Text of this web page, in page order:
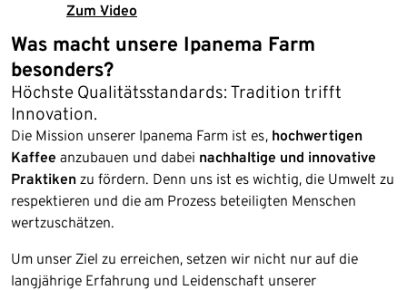
Zum Video
Was macht unsere Ipanema Farm
besonders?
Höchste Qualitätsstandards: Tradition trifft
Innovation.
Die Mission unserer Ipanema Farm ist es, hochwertigen
Kaffee anzubauen und dabei nachhaltige und innovative
Praktiken zu fördern. Denn uns ist es wichtig, die Umwelt zu
respektieren und die am Prozess beteiligten Menschen
wertzuschätzen.
Um unser Ziel zu erreichen, setzen wir nicht nur auf die
langjährige Erfahrung und Leidenschaft unserer